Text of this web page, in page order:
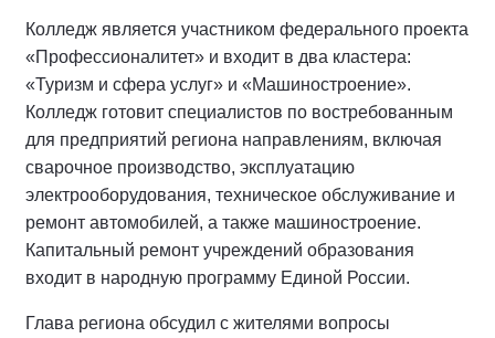
Колледж является участником федерального проекта
«Профессионалитет» и входит в два кластера:
«Туризм и сфера услуг» и «Машиностроение».
Колледж готовит специалистов по востребованным
для предприятий региона направлениям, включая
сварочное производство, эксплуатацию
электрооборудования, техническое обслуживание и
ремонт автомобилей, а также машиностроение.
Капитальный ремонт учреждений образования
входит в народную программу Единой России.
Глава региона обсудил с жителями вопросы